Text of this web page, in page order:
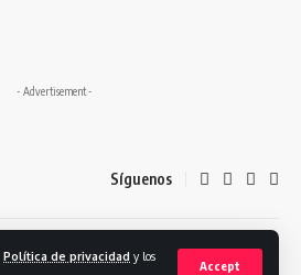
Política de privacidad y los
Accept
- Advertisement -
Síguenos